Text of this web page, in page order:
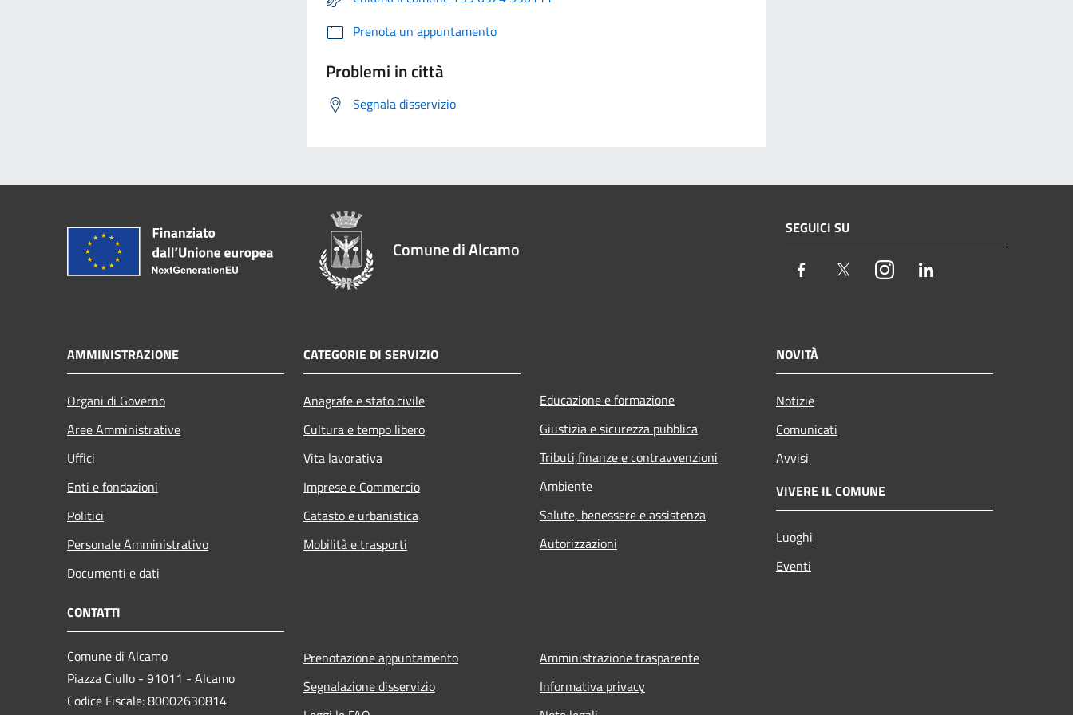
Prenota un appuntamento
Problemi in città
Segnala disservizio
Comune di Alcamo
SEGUICI SU
Facebook TwitterInstagram
AMMINISTRAZIONE
Organi di Governo
Aree Amministrative
Uffici
Enti e fondazioni
Politici
Personale Amministrativo
Documenti e dati
CATEGORIE DI SERVIZIO
Anagrafe e stato civile
Cultura e tempo libero
Vita lavorativa
Imprese e Commercio
Catasto e urbanistica
Mobilità e trasporti
Educazione e formazione
Giustizia e sicurezza pubblica
Tributi,finanze e contravvenzioni
Ambiente
Salute, benessere e assistenza
Autorizzazioni
NOVITÀ
Notizie
Comunicati
Avvisi
VIVERE IL COMUNE
Luoghi
Eventi
CONTATTI
Comune di Alcamo
Piazza Ciullo - 91011 - Alcamo
Codice Fiscale: 80002630814
Prenotazione appuntamento
Segnalazione disservizio
Amministrazione trasparente
Informativa privacy